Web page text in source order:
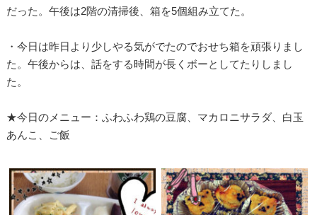
だった。午後は2階の清掃後、箱を5個組み立てた。
・今日は昨日より少しやる気がでたのでおせち箱を頑張りまし
た。午後からは、話をする時間が長くボーとしてたりしまし
た。
★今日のメニュー：ふわふわ鶏の豆腐、マカロニサラダ、白玉
あんこ、ご飯